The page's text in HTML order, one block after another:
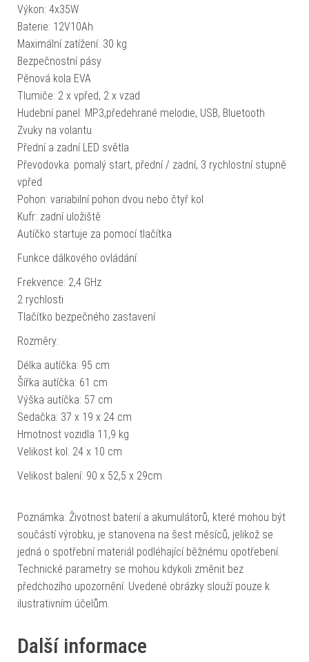
Výkon: 4x35W
Baterie: 12V10Ah
Maximální zatížení: 30 kg
Bezpečnostní pásy
Pěnová kola EVA
Tlumiče: 2 x vpřed, 2 x vzad
Hudební panel: MP3,předehrané melodie, USB, Bluetooth
Zvuky na volantu
Přední a zadní LED světla
Převodovka: pomalý start, přední / zadní, 3 rychlostní stupně
vpřed
Pohon: variabilní pohon dvou nebo čtyř kol
Kufr: zadní uložiště
Autíčko startuje za pomocí tlačítka
Funkce dálkového ovládání:
Frekvence: 2,4 GHz
2 rychlosti
Tlačítko bezpečného zastavení
Rozměry:
Délka autíčka: 95 cm
Šířka autíčka: 61 cm
Výška autíčka: 57 cm
Sedačka: 37 x 19 x 24 cm
Hmotnost vozidla 11,9 kg
Velikost kol: 24 x 10 cm
Velikost balení: 90 x 52,5 x 29cm
Poznámka: Životnost baterií a akumulátorů, které mohou být
součástí výrobku, je stanovena na šest měsíců, jelikož se
jedná o spotřební materiál podléhající běžnému opotřebení.
Technické parametry se mohou kdykoli změnit bez
předchozího upozornění. Uvedené obrázky slouží pouze k
ilustrativním účelům.
Další informace